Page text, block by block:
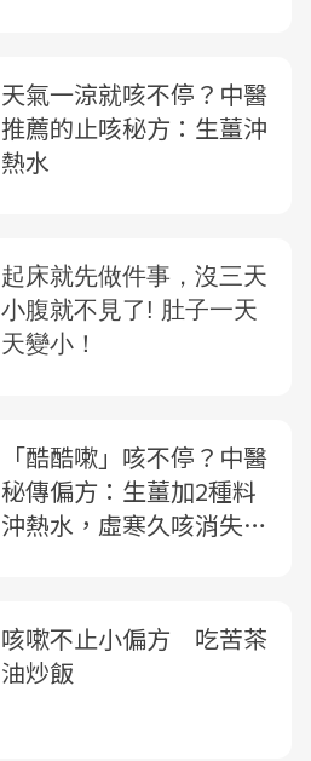
天氣一涼就咳不停？中醫
推薦的止咳秘方：生薑沖
熱水
「酷酷嗽」咳不停？中醫
秘傳偏方：生薑加2種料
沖熱水，虛寒久咳消失
咳嗽不止小偏方 吃苦茶
油炒飯